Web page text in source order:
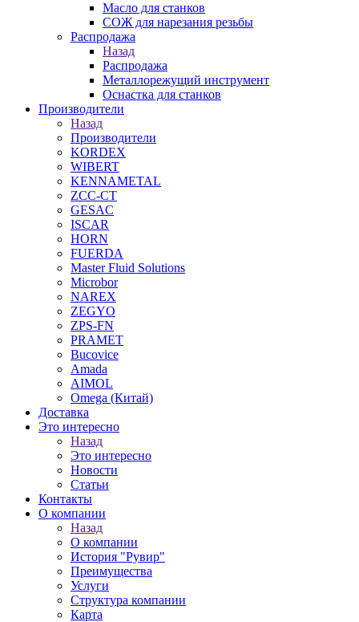
Масло для станков
СОЖ для нарезания резьбы
Распродажа
Назад
Распродажа
Металлорежущий инструмент
Оснастка для станков
Производители
Назад
Производители
KORDEX
WIBERT
KENNAMETAL
ZCC-CT
GESAC
ISCAR
HORN
FUERDA
Master Fluid Solutions
Microbor
NAREX
ZEGYO
ZPS-FN
PRAMET
Bucovice
Amada
AIMOL
Omega (Китай)
Доставка
Это интересно
Назад
Это интересно
Новости
Статьи
Контакты
О компании
Назад
О компании
История "Рувир"
Преимущества
Услуги
Структура компании
Карта